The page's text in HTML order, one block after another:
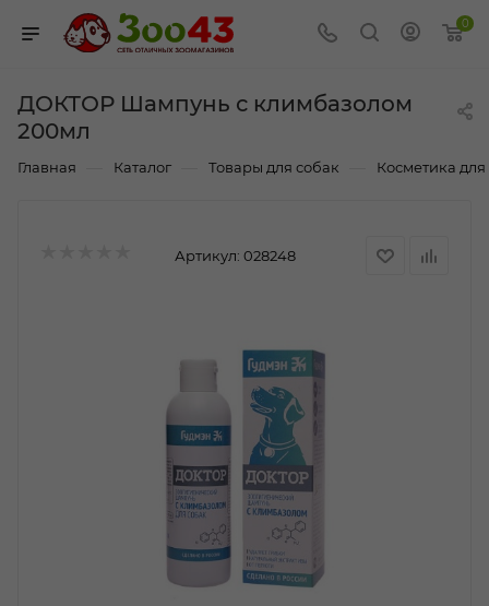
0
ДОКТОР Шампунь с климбазолом
200мл
Главная Каталог Товары для собак Косметика для
Артикул: 028248